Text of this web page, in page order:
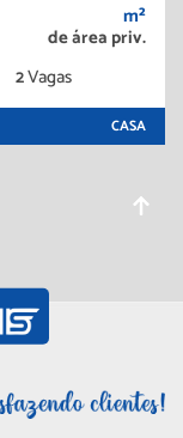
m²
de área priv.
2Vagas
CASA